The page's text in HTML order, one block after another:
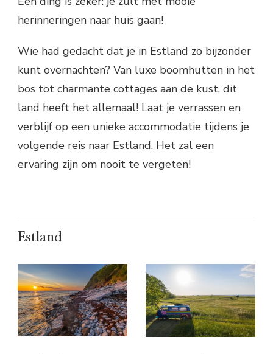
herinneringen naar huis gaan!
Wie had gedacht dat je in Estland zo bijzonder
kunt overnachten? Van luxe boomhutten in het
bos tot charmante cottages aan de kust, dit
land heeft het allemaal! Laat je verrassen en
verblijf op een unieke accommodatie tijdens je
volgende reis naar Estland. Het zal een
ervaring zijn om nooit te vergeten!
Estland